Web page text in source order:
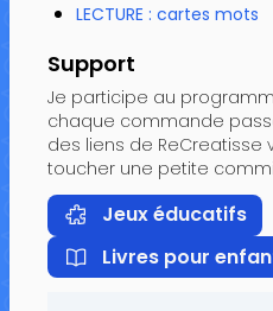
LECTURE : cartes mots
Support
Je participe au
chaque commande
des liens de
toucher une petite
Jeux éducatifs
Livres pour